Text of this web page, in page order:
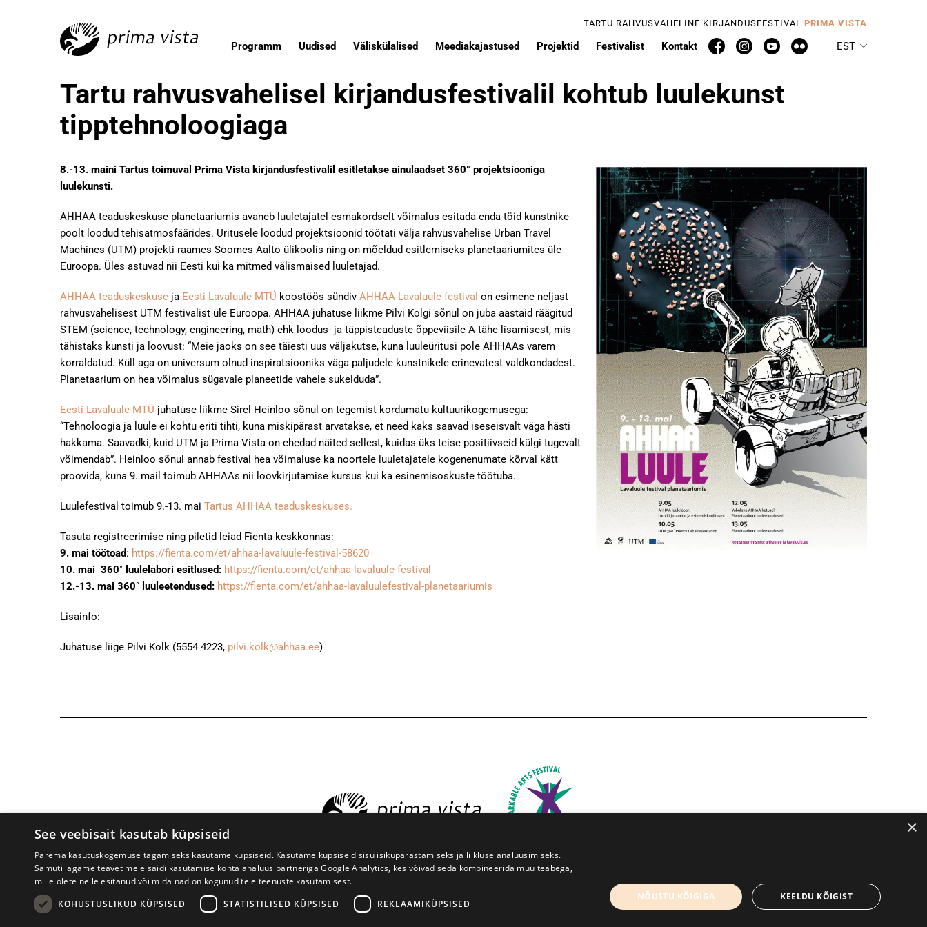
TARTU RAHVUSVAHELINE KIRJANDUSFESTIVAL PRIMA VISTA
Programm Uudised Väliskülalised Meediakajastused Projektid Festivalist Kontakt EST
Tartu rahvusvahelisel kirjandusfestivalil kohtub luulekunst
tipptehnoloogiaga
8.-13. maini Tartus toimuval Prima Vista kirjandusfestivalil esitletakse ainulaadset 360° projektsiooniga
luulekunsti.
AHHAA teaduskeskuse planetaariumis avaneb luuletajatel esmakordselt võimalus esitada enda töid kunstnike
poolt loodud tehisatmosfäärides. Üritusele loodud projektsioonid töötati välja rahvusvahelise Urban Travel
Machines (UTM) projekti raames Soomes Aalto ülikoolis ning on mõeldud esitlemiseks planetaariumites üle
Euroopa. Üles astuvad nii Eesti kui ka mitmed välismaised luuletajad.
AHHAA teaduskeskuse ja Eesti Lavaluule MTÜ koostöös sündiv AHHAA Lavaluule festival on esimene neljast
rahvusvahelisest UTM festivalist üle Euroopa. AHHAA juhatuse liikme Pilvi Kolgi sõnul on juba aastaid räägitud
STEM (science, technology, engineering, math) ehk loodus- ja täppisteaduste õppeviisile A tähe lisamisest, mis
tähistaks kunsti ja loovust: “Meie jaoks on see täiesti uus väljakutse, kuna luuleüritusi pole AHHAAs varem
korraldatud. Küll aga on universum olnud inspiratsiooniks väga paljudele kunstnikele erinevatest valdkondadest.
Planetaarium on hea võimalus sügavale planeetide vahele sukelduda”.
Eesti Lavaluule MTÜ juhatuse liikme Sirel Heinloo sõnul on tegemist kordumatu kultuurikogemusega:
“Tehnoloogia ja luule ei kohtu eriti tihti, kuna miskipärast arvatakse, et need kaks saavad iseseisvalt väga hästi
hakkama. Saavadki, kuid UTM ja Prima Vista on ehedad näited sellest, kuidas üks teise positiivseid külgi tugevalt
võimendab”. Heinloo sõnul annab festival hea võimaluse ka noortele luuletajatele kogenenumate kõrval kätt
proovida, kuna 9. mail toimub AHHAAs nii loovkirjutamise kursus kui ka esinemisoskuste töötuba.
Luulefestival toimub 9.-13. mai Tartus AHHAA teaduskeskuses.
Tasuta registreerimise ning piletid leiad Fienta keskkonnas:
9. mai töötoad: https://fienta.com/et/ahhaa-lavaluule-festival-58620
10. mai 360˚ luulelabori esitlused: https://fienta.com/et/ahhaa-lavaluule-festival
12.-13. mai 360˚ luuleetendused: https://fienta.com/et/ahhaa-lavaluulefestival-planetaariumis
Lisainfo:
Juhatuse liige Pilvi Kolk (5554 4223, pilvi.kolk@ahhaa.ee)
Prima Vista kirjandusfestival W. Struve 1, Tartu 50091 info@kirjandusfestival.tartu.ee Kontaktid
×
See veebisait kasutab küpsiseid
Parema kasutuskogemuse tagamiseks kasutame küpsiseid. Kasutame küpsiseid sisu isikupärastamiseks ja liikluse analüüsimiseks.
Samuti jagame teavet meie saidi kasutamise kohta analüüsipartneriga Google Analytics, kes võivad seda kombineerida muu teabega,
mille olete neile esitanud või mida nad on kogunud teie teenuste kasutamisest.
KOHUSTUSLIKUD KÜPSISED
STATISTILISED KÜPSISED REKLAAMIKÜPSISED
NÕUSTU KÕIGIGA KEELDU KÕIGIST